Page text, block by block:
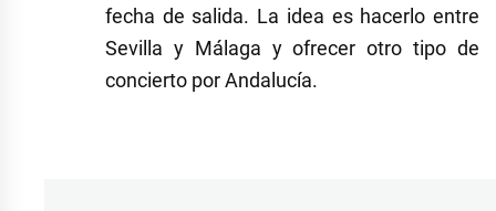
fecha de salida. La idea es hacerlo entre
Sevilla y Málaga y ofrecer otro tipo de
concierto por Andalucía.